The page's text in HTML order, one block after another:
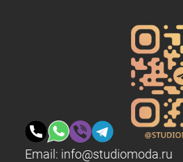
Email: info@studiomoda.ru